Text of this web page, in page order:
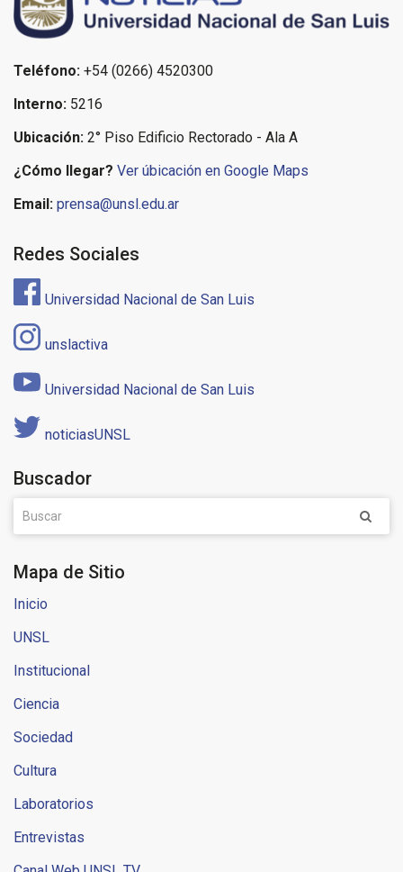
Teléfono: +54 (0266) 4520300
Interno: 5216
Ubicación: 2° Piso Edificio Rectorado - Ala A
¿Cómo llegar? Ver úbicación en Google Maps
Email: prensa@unsl.edu.ar
Redes Sociales
Universidad Nacional de San Luis
unslactiva
Universidad Nacional de San Luis
noticiasUNSL
Buscador
Mapa de Sitio
Inicio
UNSL
Institucional
Ciencia
Sociedad
Cultura
Laboratorios
Entrevistas